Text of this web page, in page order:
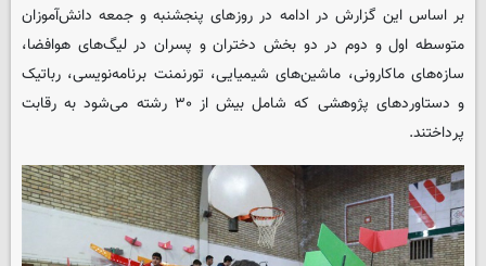
بر اساس این گزارش در ادامه در روزهای پنجشنبه و جمعه دانش‌آموزان
متوسطه اول و دوم در دو بخش دختران و پسران در لیگ‌های هوافضا،
سازه‌های ماکارونی، ماشین‌های شیمیایی، تورنمنت برنامه‌نویسی، رباتیک
و دستاوردهای پژوهشی که شامل بیش از ۳۰ رشته می‌شود به رقابت
پرداختند.